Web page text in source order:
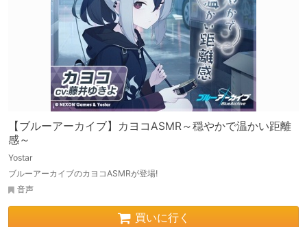
【ブルーアーカイブ】カヨコASMR～穏やかで温かい距離
感～
Yostar
ブルーアーカイブのカヨコASMRが登場!
音声
買いに行く